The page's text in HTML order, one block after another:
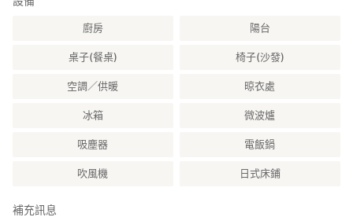
廚房 陽台
桌子(餐桌) 椅子(沙發)
空調／供暖 晾衣處
冰箱 微波爐
吸塵器 電飯鍋
吹風機 日式床鋪
補充訊息